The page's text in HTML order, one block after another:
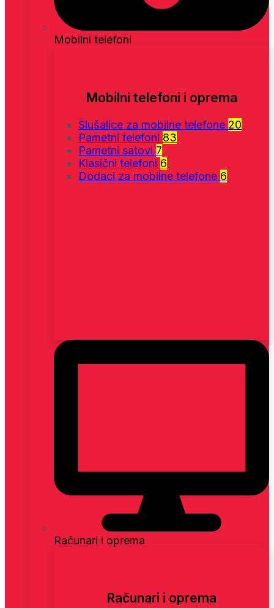
Mobilni telefoni
Mobilni telefoni i oprema
Slušalice za mobilne telefone 20
Pametni telefoni 83
Pametni satovi 7
Klasični telefoni 6
Dodaci za mobilne telefone 6
Računari i oprema
Računari i oprema